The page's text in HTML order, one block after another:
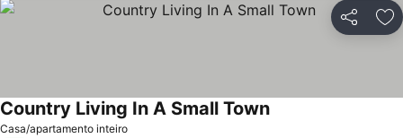
Partilhar
Casa/apartamento inteiro
Country Living In A Small Town